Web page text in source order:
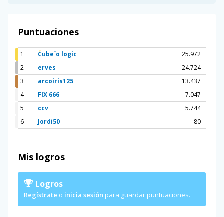
Puntuaciones
1 Cube´o logic
25.972
2
erves
24.724
3
arcoiris125
13.437
4
FIX 666
7.047
5
ccv
5.744
6
Jordi50 80
Mis logros
Logros
Regístrate o inicia sesión para guardar puntuaciones.